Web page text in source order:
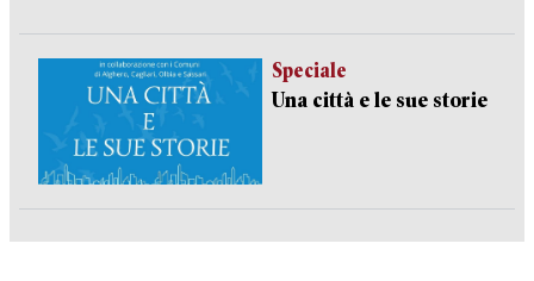
Speciale
Una città e le sue storie